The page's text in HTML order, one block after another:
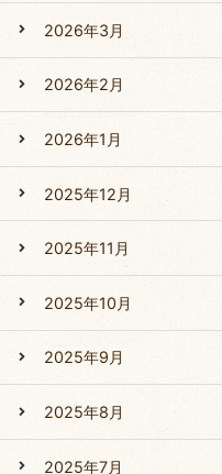
2026年3月
2026年2月
2026年1月
2025年12月
2025年11月
2025年10月
2025年9月
2025年8月
2025年7月